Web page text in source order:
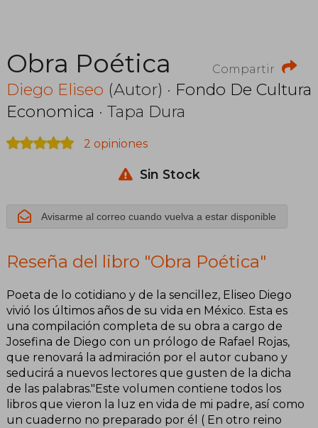
Compartir
Obra Poética
Diego Eliseo (Autor) · Fondo De Cultura
Economica · Tapa Dura
2 opiniones
Sin Stock
Avisarme al correo cuando vuelva a estar disponible
Reseña del libro "Obra Poética"
Poeta de lo cotidiano y de la sencillez, Eliseo Diego
vivió los últimos años de su vida en México. Esta es
una compilación completa de su obra a cargo de
Josefina de Diego con un prólogo de Rafael Rojas,
que renovará la admiración por el autor cubano y
seducirá a nuevos lectores que gusten de la dicha
de las palabras."Este volumen contiene todos los
libros que vieron la luz en vida de mi padre, así como
un cuaderno no preparado por él ( En otro reino